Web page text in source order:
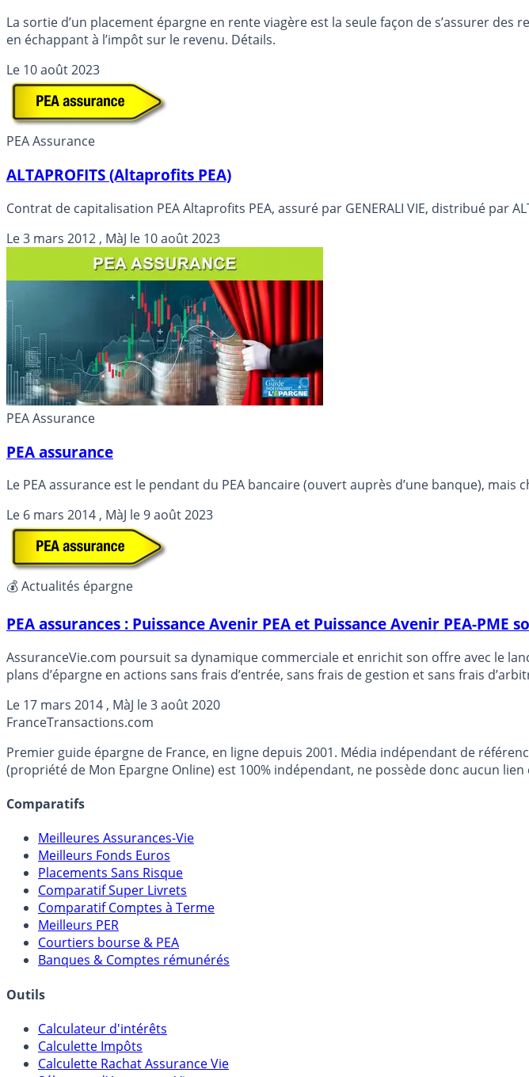
La sortie d’un placement épargne en rente viagère est la seule façon de s’assurer
en échappant à l’impôt sur le revenu. Détails.
Le 10 août 2023
PEA Assurance
ALTAPROFITS (Altaprofits PEA)
Contrat de capitalisation PEA Altaprofits PEA, assuré par GENERALI VIE, distribué par
Le3 mars 2012 , MàJ le 10 août 2023
PEA Assurance
PEA assurance
Le PEA assurance est le pendant du PEA bancaire (ouvert auprès d’une banque),
Le 6 mars 2014 , MàJ le9 août 2023
💰 Actualités épargne
PEA assurances : Puissance Avenir PEA et Puissance Avenir PEA-PME
AssuranceVie.com poursuit sa dynamique commerciale et enrichit son offre avec le
plans d’épargne en actions sans frais d’entrée, sans frais de gestion et sans frais
Le 17 mars 2014 , MàJ le3 août 2020
FranceTransactions.com
Premier guide épargne de France, en ligne depuis 2001. Média indépendant de
(propriété de Mon Epargne Online) est 100% indépendant, ne possède donc aucun
Comparatifs
Meilleures Assurances-Vie
Meilleurs Fonds Euros
Placements Sans Risque
Comparatif Super Livrets
Comparatif Comptes à Terme
Meilleurs PER
Courtiers bourse & PEA
Banques & Comptes rémunérés
Outils
Calculateur d'intérêts
Calculette Impôts
Calculette Rachat Assurance Vie